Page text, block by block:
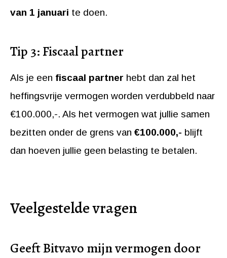
van 1 januari te doen.
Tip 3: Fiscaal partner
Als je een fiscaal partner hebt dan zal het
heffingsvrije vermogen worden verdubbeld naar
€100.000,-. Als het vermogen wat jullie samen
bezitten onder de grens van €100.000,- blijft
dan hoeven jullie geen belasting te betalen.
Veelgestelde vragen
Geeft Bitvavo mijn vermogen door